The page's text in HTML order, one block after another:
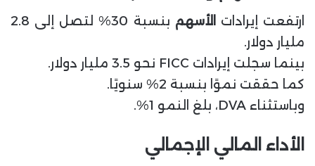
ارتفعت إيرادات الأسهم
بنسبة 30% لتصل إلى 2.8
مليار دولار.
بينما سجلت إيرادات FICC نحو 3.5 مليار دولار.
كما حققت نموًا بنسبة 2% سنويًا.
وباستثناء DVA، بلغ النمو 1%.
الأداء المالي الإجمالي